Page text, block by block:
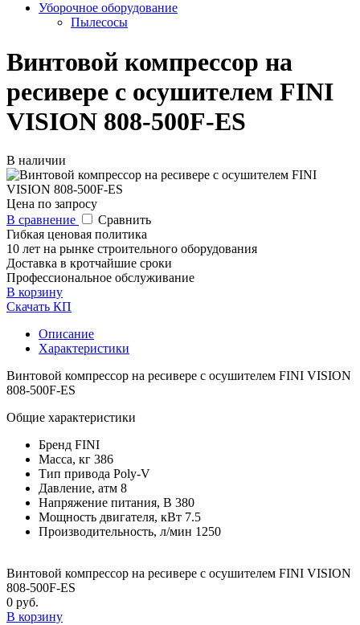
Уборочное оборудование
Пылесосы
Винтовой компрессор на
ресивере с осушителем FINI
VISION 808-500F-ES
В наличии
Цена по запросу
В сравнение
Сравнить
Гибкая ценовая политика
10 лет на рынке строительного оборудования
Доставка в кротчайшие сроки
Профессиональное обслуживание
В корзину
Скачать КП
Описание
Характеристики
Винтовой компрессор на ресивере с осушителем FINI VISION
808-500F-ES
Общие характеристики
Бренд FINI
Масса, кг 386
Тип привода Poly-V
Давление, атм 8
Напряжение питания, В 380
Мощность двигателя, кВт 7.5
Производительность, л/мин 1250
Винтовой компрессор на ресивере с осушителем FINI VISION
808-500F-ES
0 руб.
В корзину